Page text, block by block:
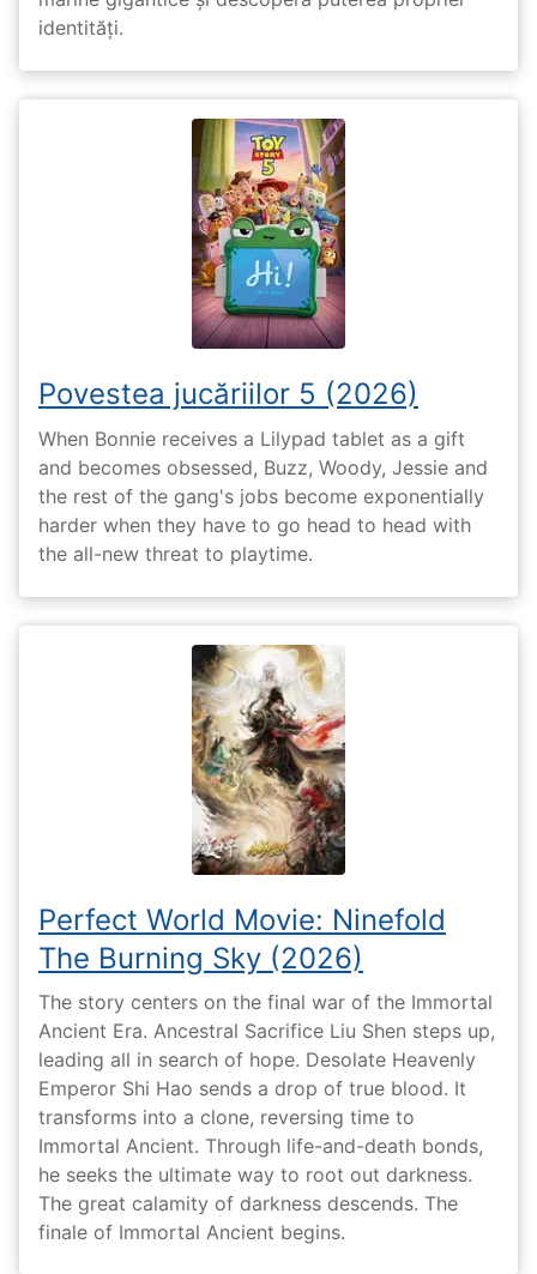
identități.
Povestea jucăriilor 5 (2026)
When Bonnie receives a Lilypad tablet as a gift
and becomes obsessed, Buzz, Woody, Jessie and
the rest of the gang's jobs become exponentially
harder when they have to go head to head with
the all-new threat to playtime.
Perfect World Movie: Ninefold
The Burning Sky (2026)
The story centers on the final war of the Immortal
Ancient Era. Ancestral Sacrifice Liu Shen steps up,
leading all in search of hope. Desolate Heavenly
Emperor Shi Hao sends a drop of true blood. It
transforms into a clone, reversing time to
Immortal Ancient. Through life-and-death bonds,
he seeks the ultimate way to root out darkness.
The great calamity of darkness descends. The
finale of Immortal Ancient begins.